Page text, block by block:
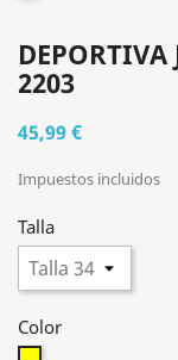
2203
45,99 €
Impuestos incluidos
Talla
Color